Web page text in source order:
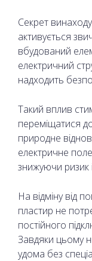
Секрет
активується
вбудований
електричний
надходить
Такий вплив
переміщатися
природне
електричне
знижуючи ризик
На відміну від
пластир не
постійного
Завдяки цьому
удома без